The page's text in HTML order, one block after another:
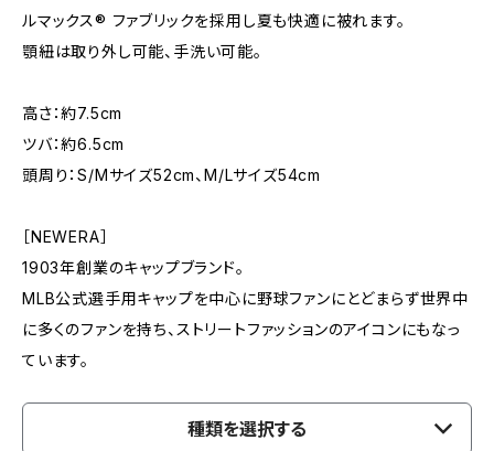
ルマックス® ファブリックを採用し夏も快適に被れます。
顎紐は取り外し可能、手洗い可能。
高さ：約7.5cm
ツバ：約6.5cm
頭周り：S/Mサイズ52cm、M/Lサイズ54cm
［NEWERA］
1903年創業のキャップブランド。
MLB公式選手用キャップを中心に野球ファンにとどまらず世界中
に多くのファンを持ち、ストリートファッションのアイコンにもなっ
ています。
種類を選択する